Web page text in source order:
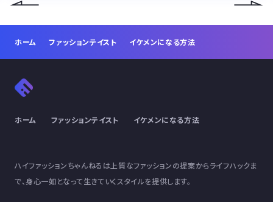
ホーム ファッションテイスト イケメンになる方法
ホーム ファッションテイスト イケメンになる方法
ハイファッションちゃんねるは上質なファッションの提案からライフハックま
で、身心一如となって生きていくスタイルを提供します。